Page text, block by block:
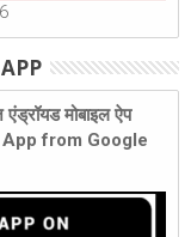
एंड्रॉयड मोबाइल ऐप
from Google